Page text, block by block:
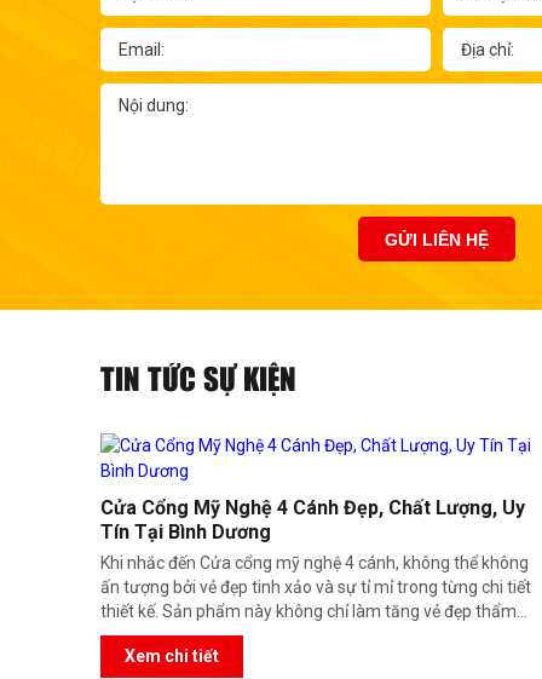
Tín Tại Bình Dương
Khi nhắc đến Cửa cổng mỹ nghệ 4 cánh, không thể không
ấn tượng bởi vẻ đẹp tinh xảo và sự tỉ mỉ trong từng chi tiết
thiết kế. Sản phẩm này không chỉ làm tăng vẻ đẹp thẩm
mỹ cho bất kỳ không gian nào mà còn đảm bảo an toàn
tối đa. Hãy cùng khám phá sự kết hợp hoàn hảo giữa nghệ
thuật và công năng qua từng chi tiết của Cửa cổng mỹ
nghệ 4 cánh, đem lại điểm nhấn đặc biệt cho ngôi nhà của
bạn.
Xem chi tiết